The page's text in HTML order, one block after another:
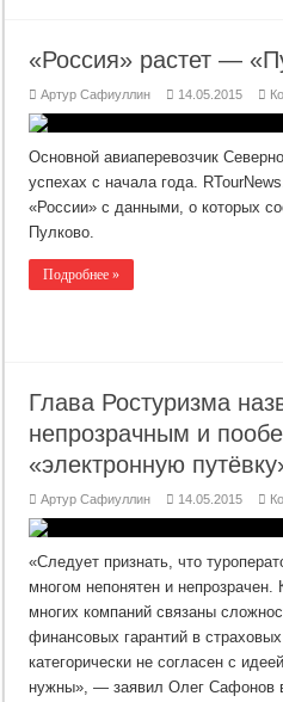
«Россия» растет —
Артур Сафиуллин 14.05.2015
Основной авиаперевозчик
успехах с начала года.
«России» с данными, о которых
Пулково.
Подробнее »
Глава Ростуризма
непрозрачным и
«электронную
Артур Сафиуллин 14.05.2015
«Следует признать, что
многом непонятен и
многих компаний связаны
финансовых гарантий в
категорически не согласен с
нужны», — заявил Олег Сафонов